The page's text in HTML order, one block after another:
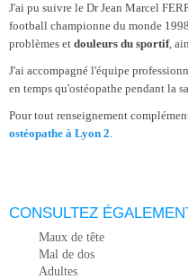
J'ai pu suivre le Dr Jean Marcel
football championne du monde
problèmes et douleurs du sportif,
J'ai accompagné l'équipe
en temps qu'ostéopathe pendant la
Pour tout renseignement
ostéopathe à Lyon 2.
CONSULTEZ
Maux de tête
Mal de dos
Adultes